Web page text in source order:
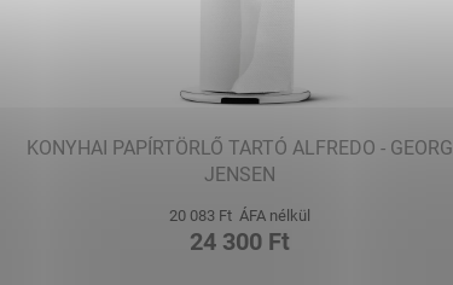
KONYHAI PAPÍRTÖRLŐ TARTÓ ALFREDO - GEORG
JENSEN
20 083 Ft ÁFA nélkül
24 300 Ft